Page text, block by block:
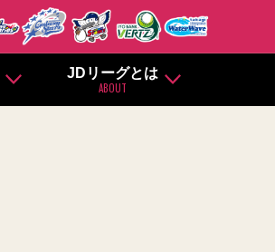
JDリーグとは
ABOUT